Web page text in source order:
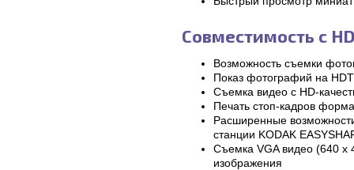
Совместимость с
Возможность съемки
Показ фотографий на
Съемка видео с HD-
Печать стоп-кадров
Расширенные
станции KODAK
Съемка VGA видео (640 х
изображения